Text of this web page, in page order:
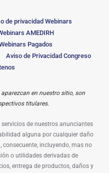
de privacidad Webinars
AMEDIRH
Pagados
Aviso de Privacidad Congreso
en nuestro sitio, son
titulares.
de nuestros anunciantes
alguna por cualquier daño
consecuente, incluyendo, mas no
o utilidades derivadas de
entrega de productos, daños y